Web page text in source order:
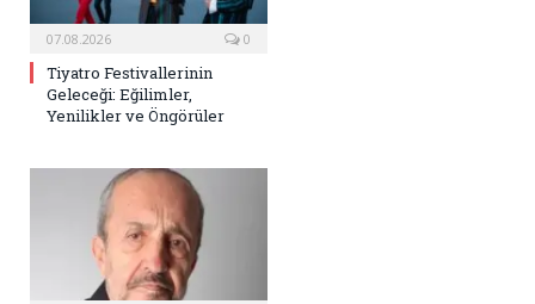
07.08.2026 0
Tiyatro Festivallerinin
Geleceği: Eğilimler,
Yenilikler ve Öngörüler